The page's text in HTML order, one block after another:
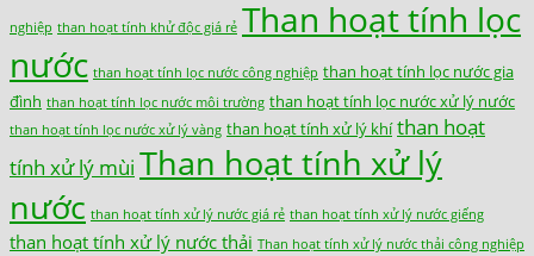
nghiệp than hoạt tính khử độc giá rẻ Than hoạt tính lọc
nước than hoạt tính lọc nước công nghiệp than hoạt tính lọc nước gia
đình than hoạt tính lọc nước môi trường than hoạt tính lọc nước xử lý nước
than hoạt tính lọc nước xử lý vàng than hoạt tính xử lý khí than hoạt
tính xử lý mùi Than hoạt tính xử lý
nước than hoạt tính xử lý nước giá rẻ than hoạt tính xử lý nước giếng
than hoạt tính xử lý nước thải Than hoạt tính xử lý nước thải công nghiệp